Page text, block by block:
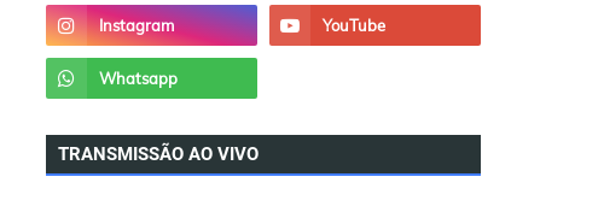
TRANSMISSÃO AO VIVO